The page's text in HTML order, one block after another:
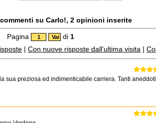
su Carlo!, 2 opinioni inserite
Pagina di 1
| Con nuove risposte dall'ultima visita |
sua preziosa ed indimenticabile carriera. Tanti